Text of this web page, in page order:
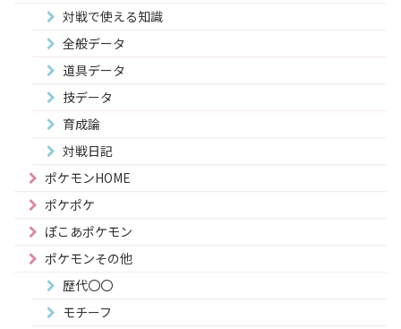
対戦で使える知識
全般データ
道具データ
技データ
育成論
対戦日記
ポケモンHOME
ポケポケ
ぽこあポケモン
ポケモンその他
歴代〇〇
モチーフ